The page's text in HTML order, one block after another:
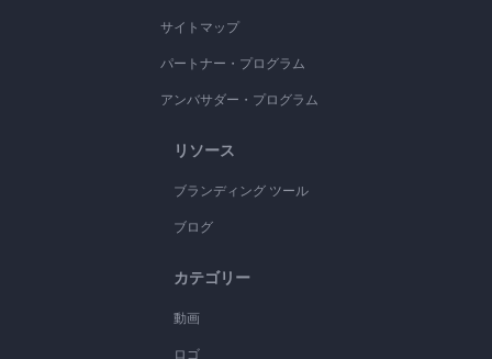
サイトマップ
パートナー・プログラム
アンバサダー・プログラム
リソース
ブランディング ツール
ブログ
カテゴリー
動画
ロゴ